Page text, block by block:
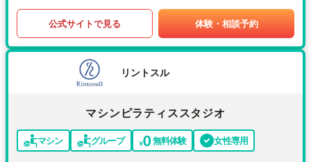
公式サイトで見る 体験・相談予約
リントスル
マシンピラティススタジオ
マシン グループ 無料体験 女性専用